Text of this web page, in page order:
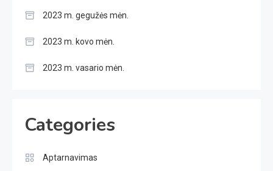
2023 m. gegužės mėn.
2023 m. kovo mėn.
2023 m. vasario mėn.
Categories
Aptarnavimas